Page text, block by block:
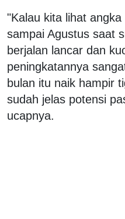
"Kalau kita lihat
sampai Agustus saat
berjalan lancar dan
peningkatannya
bulan itu naik hampir
sudah jelas potensi
ucapnya.